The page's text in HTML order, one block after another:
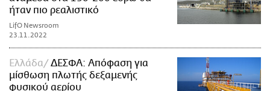
ήταν πιο ρεαλιστικό
LifO Newsroom
23.11.2022
Ελλάδα
ΔΕΣΦΑ: Απόφαση για
μίσθωση πλωτής δεξαμενής
φυσικού αερίου